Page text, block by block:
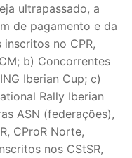
ultrapassado, a
de pagamento e da
no CPR,
b) Concorrentes
Iberian Cup; c)
Rally Iberian
ASN (federações),
CProR Norte,
nos CStSR,